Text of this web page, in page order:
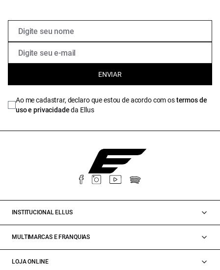
ENVIAR
Ao me cadastrar, declaro que estou de acordo com ostermos de
uso e privacidadeda Ellus
INSTITUCIONAL ELLUS
MULTIMARCAS E FRANQUIAS
LOJA ONLINE